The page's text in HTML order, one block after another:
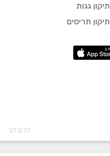
תיקון גגות
תיקון תריסים
V7.0.77